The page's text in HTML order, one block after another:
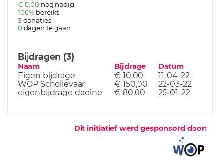
€ 0,00 nog nodig
100% bereikt
3 donaties
0 dagen te gaan
Bijdragen (3)
Naam Bijdrage Datum
Eigen bijdrage € 10,00
11-04-22
WOP Schollevaar
€ 150,00
22-03-22
eigenbijdrage deelne
€ 80,00 25-01-22
Dit initiatief werd gesponsord door: